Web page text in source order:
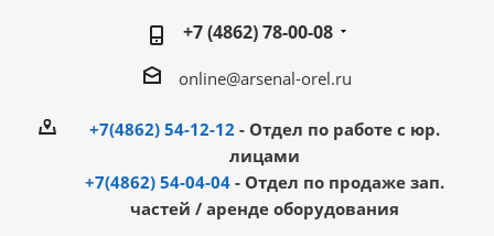
+7 (4862) 78-00-08
online@arsenal-orel.ru
+7(4862) 54-12-12 - Отдел по работе с юр.
лицами
+7(4862) 54-04-04 - Отдел по продаже зап.
частей / аренде оборудования